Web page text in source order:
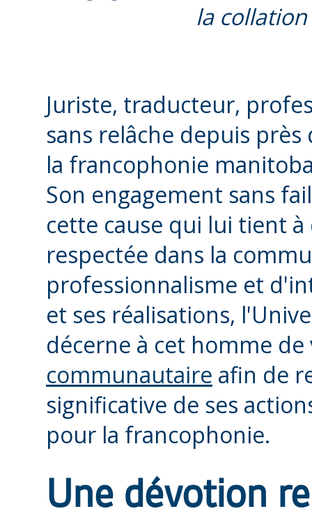
la
Juriste, traducteur,
sans relâche depuis
la francophonie
Son engagement sans
cette cause qui lui tient
respectée dans la
professionnalisme et
et ses réalisations,
décerne à cet homme
communautaire afin de
significative de ses
pour la francophonie.
Une dévotion